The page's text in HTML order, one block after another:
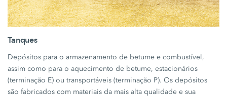
Tanques
Depósitos para o armazenamento de betume e combustível,
assim como para o aquecimento de betume, estacionários
(terminação E) ou transportáveis (terminação P). Os depósitos
são fabricados com materiais da mais alta qualidade e sua